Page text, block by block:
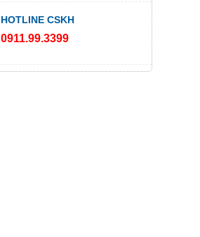
HOTLINE CSKH
0911.99.3399